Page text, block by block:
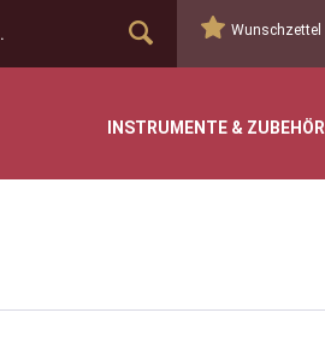
Wunschzettel
INSTRUMENTE & ZUBEHÖR